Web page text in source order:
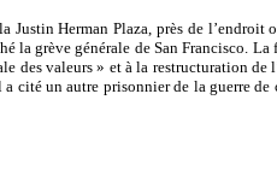
Justin Herman Plaza, près de
la grève générale de San Francisco.
des valeurs » et à la restructuration de
cité un autre prisonnier de la guerre